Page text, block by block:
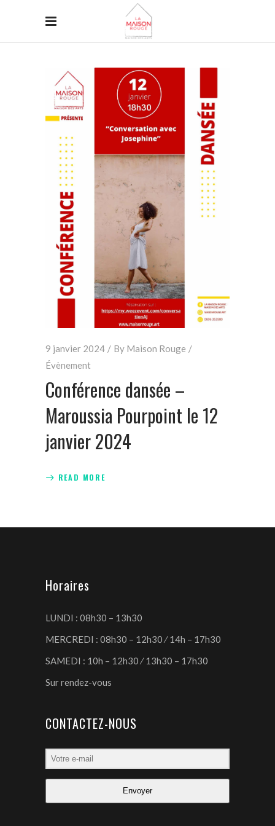
9 janvier 2024 By Maison Rouge
Évènement
Conférence dansée –
Maroussia Pourpoint le 12
janvier 2024
READ MORE
Horaires
LUNDI : 08h30 – 13h30
MERCREDI : 08h30 – 12h30 ⁄ 14h – 17h30
SAMEDI : 10h – 12h30 ⁄ 13h30 – 17h30
Sur rendez-vous
CONTACTEZ-NOUS
Envoyer